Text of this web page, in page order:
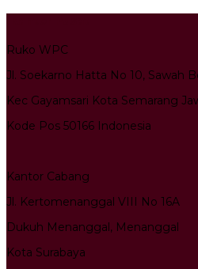
Ruko WPC
Jl. Soekarno Hatta No 10, Sawah
Kec Gayamsari Kota Semarang
Kode Pos 50166 Indonesia
Kantor Cabang
Jl. Kertomenanggal VIII No 16A
Dukuh Menanggal, Menanggal
Kota Surabaya